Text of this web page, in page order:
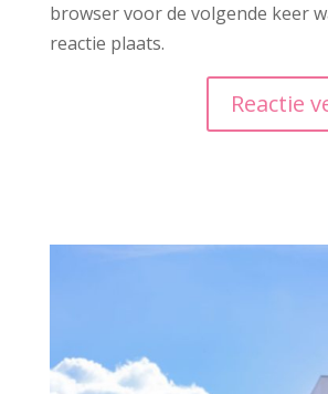
browser voor de volgende keer
reactie plaats.
i